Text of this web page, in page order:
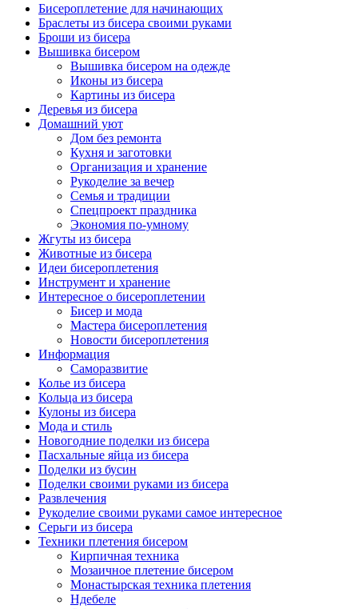
Бисероплетение для начинающих
Браслеты из бисера своими руками
Броши из бисера
Вышивка бисером
Вышивка бисером на одежде
Иконы из бисера
Картины из бисера
Деревья из бисера
Домашний уют
Дом без ремонта
Кухня и заготовки
Организация и хранение
Рукоделие за вечер
Семья и традиции
Спецпроект праздника
Экономия по-умному
Жгуты из бисера
Животные из бисера
Идеи бисероплетения
Инструмент и хранение
Интересное о бисероплетении
Бисер и мода
Мастера бисероплетения
Новости бисероплетения
Информация
Саморазвитие
Колье из бисера
Кольца из бисера
Кулоны из бисера
Мода и стиль
Новогодние поделки из бисера
Пасхальные яйца из бисера
Поделки из бусин
Поделки своими руками из бисера
Развлечения
Рукоделие своими руками самое интересное
Серьги из бисера
Техники плетения бисером
Кирпичная техника
Мозаичное плетение бисером
Монастырская техника плетения
Ндебеле